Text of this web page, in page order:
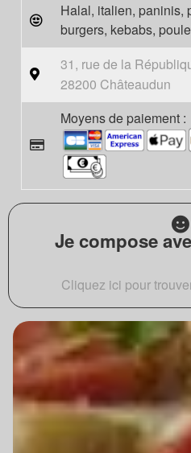
Halal, italien, paninis,
burgers, kebabs,
31, rue de la
28200 Châteaudun
Moyens de paiement :
Je compose
Cliquez ici pour